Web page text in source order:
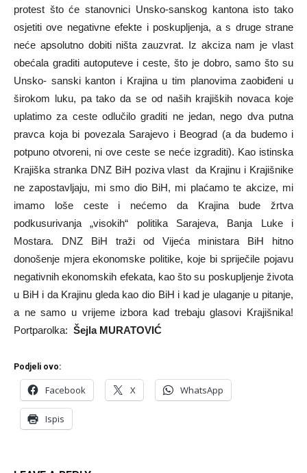
protest što će stanovnici Unsko-sanskog kantona isto tako
osjetiti ove negativne efekte i poskupljenja, a s druge strane
neće apsolutno dobiti ništa zauzvrat. Iz akciza nam je vlast
obećala graditi autoputeve i ceste, što je dobro, samo što su
Unsko- sanski kanton i Krajina u tim planovima zaobiđeni u
širokom luku, pa tako da se od naših krajiških novaca koje
uplatimo za ceste odlučilo graditi ne jedan, nego dva putna
pravca koja bi povezala Sarajevo i Beograd (a da budemo i
potpuno otvoreni, ni ove ceste se neće izgraditi). Kao istinska
Krajiška stranka DNZ BiH poziva vlast da Krajinu i Krajišnike
ne zapostavljaju, mi smo dio BiH, mi plaćamo te akcize, mi
imamo loše ceste i nećemo da Krajina bude žrtva
podkusurivanja „visokih“ politika Sarajeva, Banja Luke i
Mostara. DNZ BiH traži od Vijeća ministara BiH hitno
donošenje mjera ekonomske politike, koje bi spriječile pojavu
negativnih ekonomskih efekata, kao što su poskupljenje života
u BiH i da Krajinu gleda kao dio BiH i kad je ulaganje u pitanje,
a ne samo u vrijeme izbora kad trebaju glasovi Krajišnika!
Portparolka: Šejla MURATOVIĆ
Podjeli ovo:
Facebook X WhatsApp
Ispis